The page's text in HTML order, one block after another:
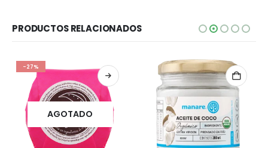
PRODUCTOS RELACIONADOS
-27%
AGOTADO